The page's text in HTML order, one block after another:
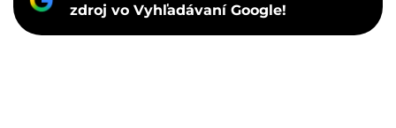
zdroj vo Vyhľadávaní Google!